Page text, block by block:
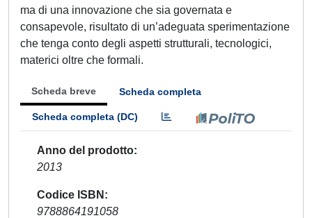
ma di una innovazione che sia governata e
consapevole, risultato di un’adeguata sperimentazione
che tenga conto degli aspetti strutturali, tecnologici,
materici oltre che formali.
Scheda breve Scheda completa
Scheda completa (DC)
Anno del prodotto
2013
Codice ISBN
9788864191058